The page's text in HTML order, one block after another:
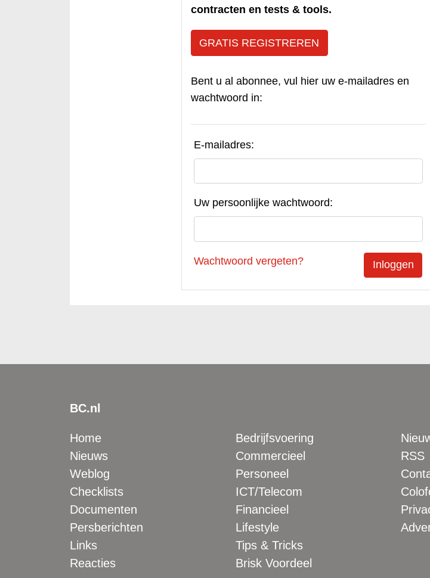
contracten en tests & tools.
GRATIS REGISTREREN
Bent u al abonnee, vul hier uw e-mailadres en
wachtwoord in:
E-mailadres:
Uw persoonlijke wachtwoord:
Wachtwoord vergeten?
BC.nl
Home
Nieuws
Weblog
Checklists
Documenten
Persberichten
Links
Reacties
Bedrijfsvoering
Commercieel
Personeel
ICT/Telecom
Financieel
Lifestyle
Tips & Tricks
Brisk Voordeel
RSS